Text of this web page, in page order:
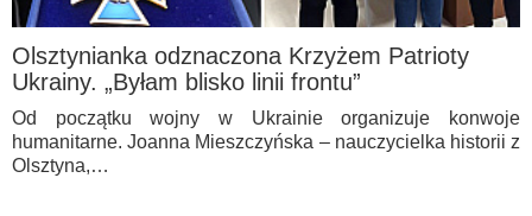
Olsztynianka odznaczona Krzyżem Patrioty
Ukrainy. „Byłam blisko linii frontu”
Od początku wojny w Ukrainie organizuje konwoje
humanitarne. Joanna Mieszczyńska – nauczycielka historii z
Olsztyna,…